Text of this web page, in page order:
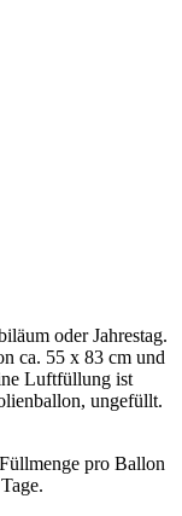
oder Jahrestag.
ca. 55 x 83 cm und
Luftfüllung ist
ungefüllt.
pro Ballon